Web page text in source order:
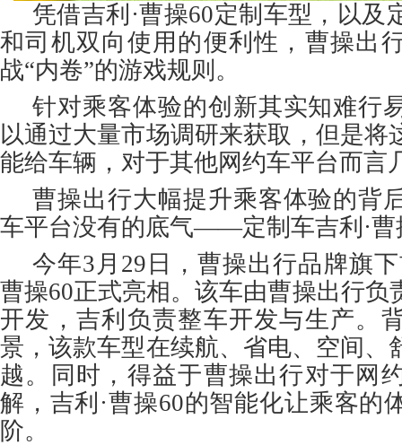
凭借吉利·曹操60定制车型，以及
和司机双向使用的便利性，曹操出
战“内卷”的游戏规则。
针对乘客体验的创新其实知难行
以通过大量市场调研来获取，但是将
能给车辆，对于其他网约车平台而言
曹操出行大幅提升乘客体验的背
车平台没有的底气——定制车吉利·曹
今年3月29日，曹操出行品牌旗
曹操60正式亮相。该车由曹操出行负
开发，吉利负责整车开发与生产。
景，该款车型在续航、省电、空间、
越。同时，得益于曹操出行对于网
解，吉利·曹操60的智能化让乘客的
阶。